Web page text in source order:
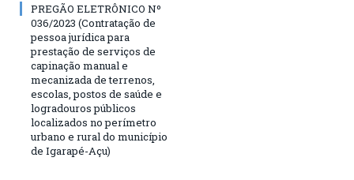
PREGÃO ELETRÔNICO Nº
036/2023 (Contratação de
pessoa jurídica para
prestação de serviços de
capinação manual e
mecanizada de terrenos,
escolas, postos de saúde e
logradouros públicos
localizados no perímetro
urbano e rural do município
de Igarapé-Açu)